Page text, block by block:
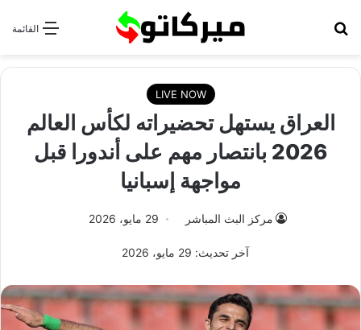
القائمة
LIVE NOW
العراق يستهل تحضيراته لكأس العالم
2026 بانتصار مهم على أندورا قبل
مواجهة إسبانيا
مركز البث المباشر 29 مايو، 2026
آخر تحديث: 29 مايو، 2026